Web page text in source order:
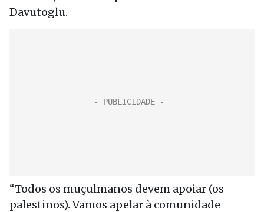
Davutoglu.
“Todos os muçulmanos devem apoiar (os
palestinos). Vamos apelar à comunidade